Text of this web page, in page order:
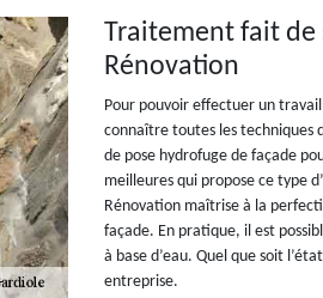
Traitement fait de
Rénovation
Pour pouvoir effectuer un
connaître toutes les
de pose hydrofuge de façade
meilleures qui propose ce type
Rénovation maîtrise à la
façade. En pratique, il est
à base d’eau. Quel que soit
entreprise.